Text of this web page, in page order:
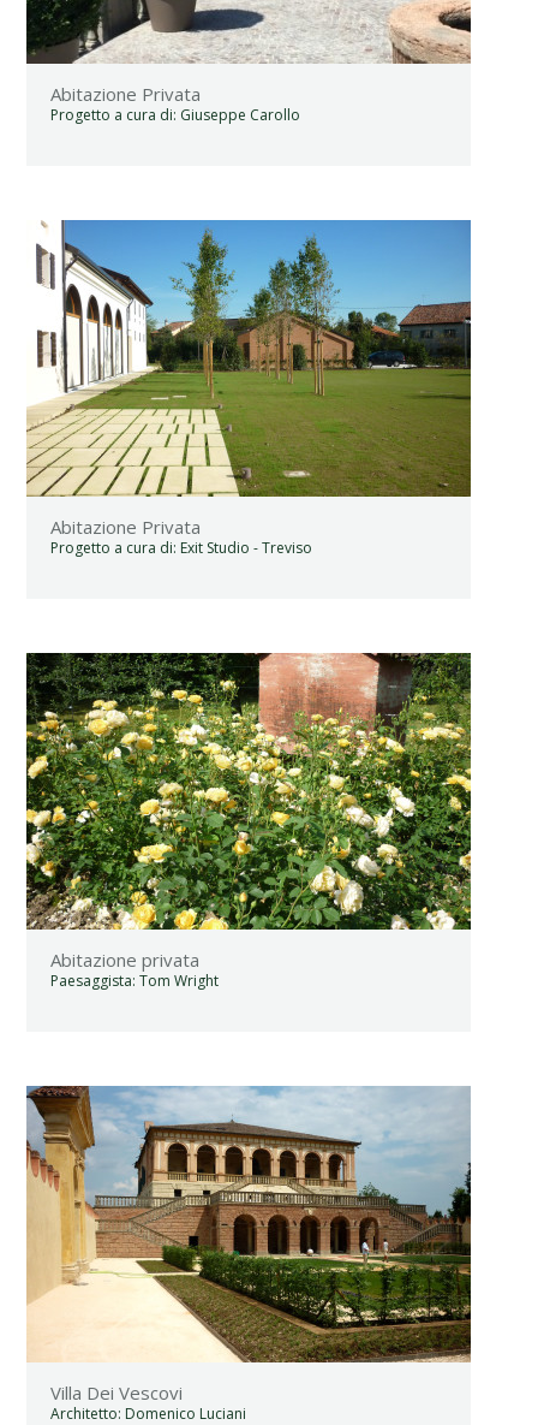
Abitazione Privata
Progetto a cura di: Giuseppe Carollo
Abitazione Privata
Progetto a cura di: Exit Studio - Treviso
Abitazione privata
Paesaggista:Tom Wright
Villa Dei Vescovi
Architetto: Domenico Luciani